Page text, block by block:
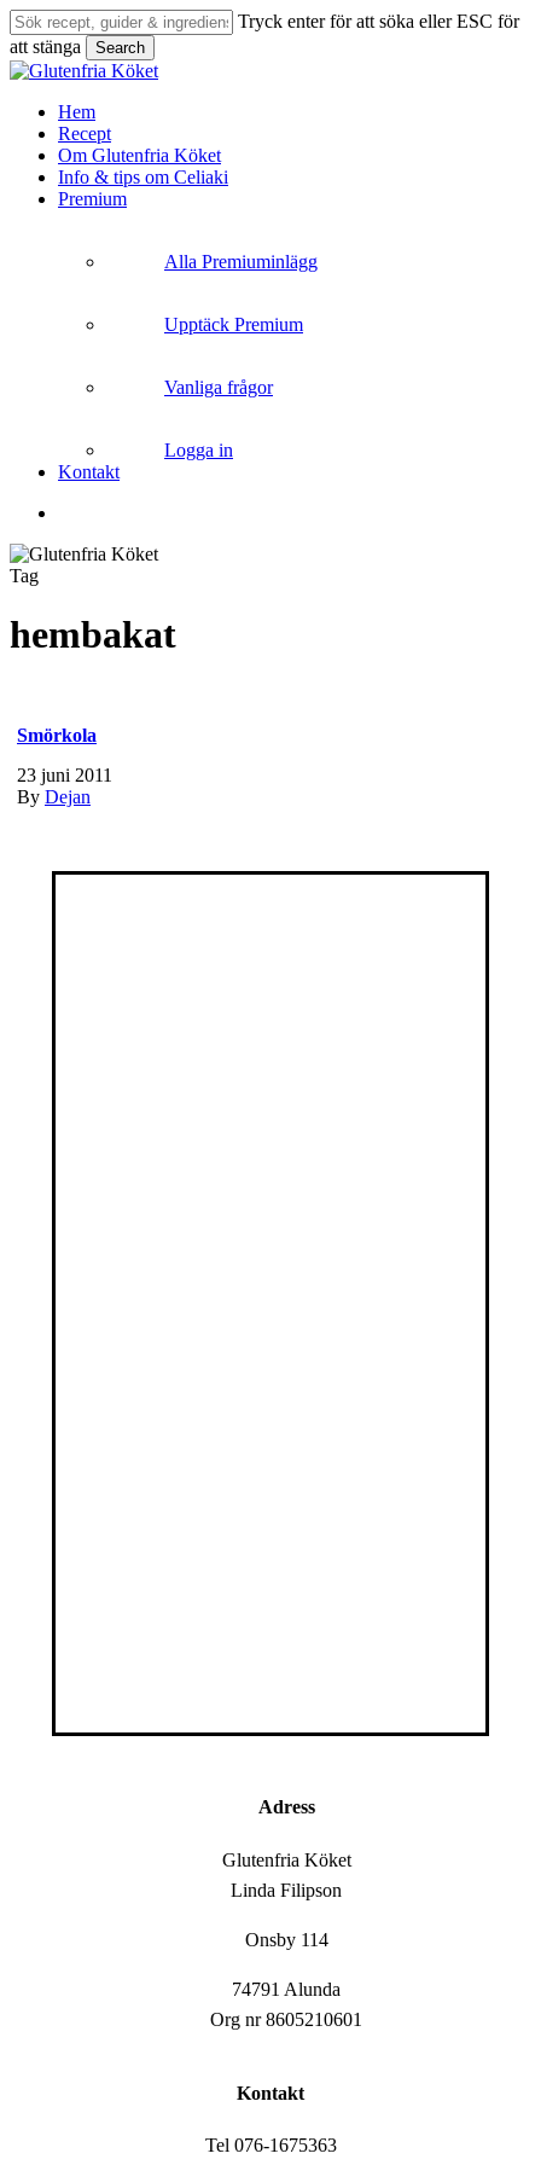
Skip
to
main
content
Tryck enter för att söka eller ESC för
att stänga
Search
Close
search
Menu
Hem
Recept
Om Glutenfria Köket
Info & tips om Celiaki
Premium
Alla Premiuminlägg
Upptäck Premium
Vanliga frågor
Logga in
Kontakt
Tag
hembakat
Smörkola
23 juni 2011
By Dejan
Adress
Glutenfria Köket
Linda Filipson
Onsby 114
74791 Alunda
Org nr 8605210601
Kontakt
Tel 076-1675363